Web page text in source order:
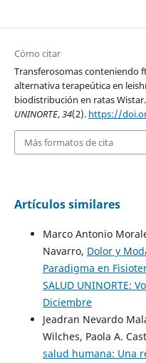
Cómo citar
Transferosomas conteniendo
alternativa terapeútica en
biodistribución en ratas
UNINORTE,34(2). https://
Más formatos de cita
Artículos similares
Marco Antonio
Navarro, Dolor y
Paradigma en
SALUD UNINORTE:
Diciembre
Jeadran Nevardo
Wilches, Paola A.
salud humana: Una